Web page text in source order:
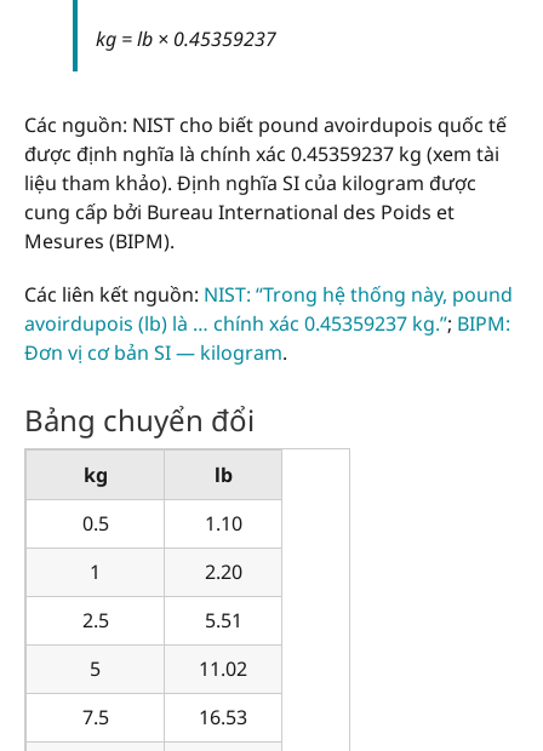
kg = lb × 0.45359237
Các nguồn: NIST cho biết pound avoirdupois quốc tế
được định nghĩa là chính xác 0.45359237 kg (xem tài
liệu tham khảo). Định nghĩa SI của kilogram được
cung cấp bởi Bureau International des Poids et
Mesures (BIPM).
Các liên kết nguồn: NIST: “Trong hệ thống này, pound
avoirdupois (lb) là … chính xác 0.45359237 kg.”; BIPM:
Đơn vị cơ bản SI — kilogram.
Bảng chuyển đổi
kg
lb
0.5
1.10
1
2.20
2.5
5.51
5
11.02
7.5
16.53